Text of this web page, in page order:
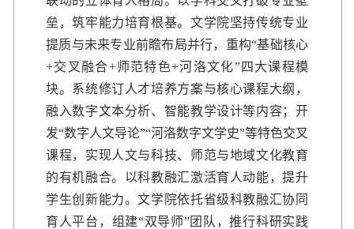
垒，筑牢能力培育根基。文学院坚持传统专业
提质与未来专业前瞻布局并行，重构“基础核心
+交叉融合+师范特色+河洛文化”四大课程模
块。系统修订人才培养方案与核心课程大纲，
融入数字文本分析、智能教学设计等内容；开
发“数字人文导论”“河洛数字文学史”等特色交叉
课程，实现人文与科技、师范与地域文化教育
的有机融合。以科教融汇激活育人动能，提升
学生创新能力。文学院依托省级科教融汇协同
育人平台，组建“双导师”团队，推行科研实践